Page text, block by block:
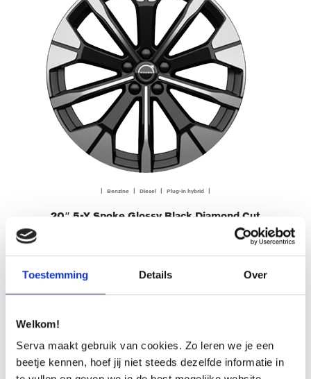
Toestemming Details Over
Welkom!
Serva maakt gebruik van cookies. Zo leren we je een
beetje kennen, hoef jij niet steeds dezelfde informatie in
| Benzine | Diesel | Plug-in hybrid |
20″ 5-Y Spoke Glossy Black Diamond Cut
OFFERTE AANVRAGEN